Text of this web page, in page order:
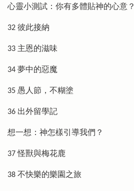
心靈小測試：你有多體貼神的心意？
32 彼此接納
33 主恩的滋味
34 夢中的惡魔
35 愚人節，不糊塗
36 出外留學記
想一想：神怎樣引導我們？
37 怪獸與梅花鹿
38 不快樂的樂園之旅